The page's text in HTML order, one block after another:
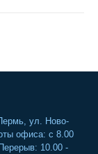
ул. Ново-
офиса: с 8.00
10.00 -